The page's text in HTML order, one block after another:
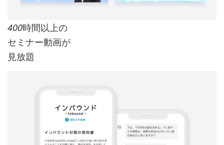
400時間以上の
セミナー動画が
見放題